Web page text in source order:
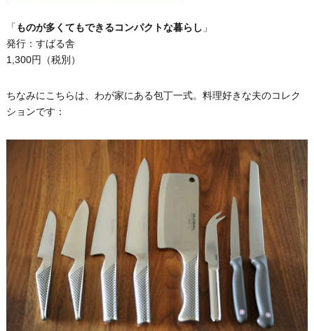
「 ものが多くてもできるコンパクトな暮らし 」
発行：すばる舎
1,300円（税別）
ちなみにこちらは、わが家にある包丁一式。料理好きな夫のコレク
ションです：